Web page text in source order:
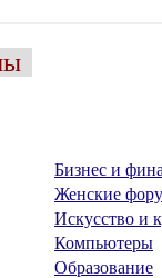
Бизнес и
Женские
Искусство и
Компьютеры
Образование